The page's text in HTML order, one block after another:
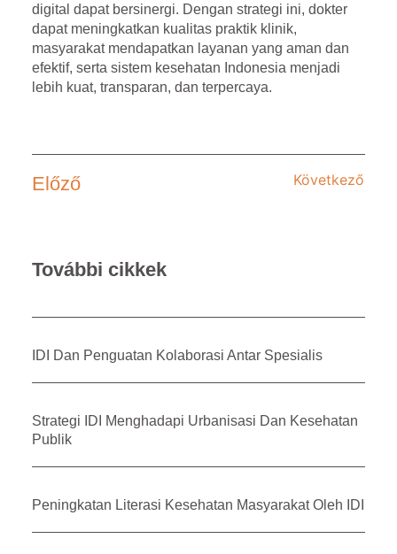
digital dapat bersinergi. Dengan strategi ini, dokter
dapat meningkatkan kualitas praktik klinik,
masyarakat mendapatkan layanan yang aman dan
efektif, serta sistem kesehatan Indonesia menjadi
lebih kuat, transparan, dan terpercaya.
Előző Következő
További cikkek
IDI Dan Penguatan Kolaborasi Antar Spesialis
Strategi IDI Menghadapi Urbanisasi Dan Kesehatan
Publik
Peningkatan Literasi Kesehatan Masyarakat Oleh IDI